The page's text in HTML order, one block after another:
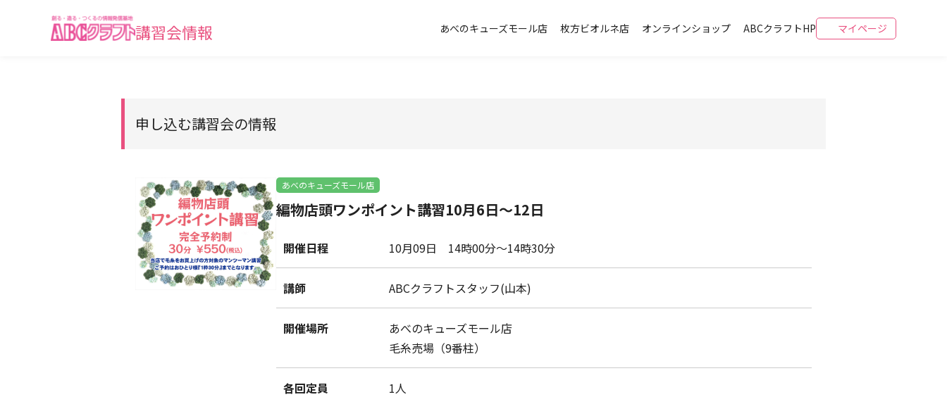
講習会情報 あべのキューズモール店 枚方ビオルネ店 オンラインショップ ABCクラフトHP マイページ
申し込む講習会の情報
あべのキューズモール店
編物店頭ワンポイント講習10月6日～12日
開催日程 10月09日 14時00分～14時30分
講師 ABCクラフトスタッフ(山本)
開催場所
あべのキューズモール店
毛糸売場（9番柱）
各回定員 1人